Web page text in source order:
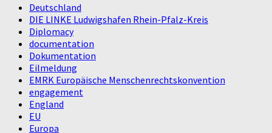
Deutschland
DIE LINKE Ludwigshafen Rhein-Pfalz-Kreis
Diplomacy
documentation
Dokumentation
Eilmeldung
EMRK Europäische Menschenrechtskonvention
engagement
England
EU
Europa